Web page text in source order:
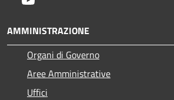
AMMINISTRAZIONE
Organi di Governo
Aree Amministrative
Uffici